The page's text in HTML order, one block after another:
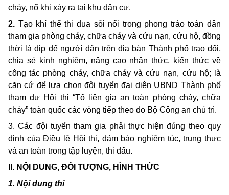
cháy, nổ khi xảy ra tại khu dân cư.
2. Tạo khí thế thi đua sôi nổi trong phong trào toàn dân
tham gia phòng cháy, chữa cháy và cứu nạn, cứu hộ, đồng
thời là dịp để người dân trên địa bàn Thành phố trao đổi,
chia sẻ kinh nghiệm, nâng cao nhận thức, kiến thức về
công tác phòng cháy, chữa cháy và cứu nạn, cứu hộ; là
căn cứ để lựa chọn đội tuyển đại diện UBND Thành phố
tham dự Hội thi “Tổ liên gia an toàn phòng cháy, chữa
cháy” toàn quốc các vòng tiếp theo do Bộ Công an chủ trì.
3. Các đội tuyển tham gia phải thực hiện đúng theo quy
định của Điều lệ Hội thi, đảm bảo nghiêm túc, trung thực
và an toàn trong tập luyện, thi đấu.
II. NỘI DUNG, ĐỐI TƯỢNG, HÌNH THỨC
1. Nội dung thi